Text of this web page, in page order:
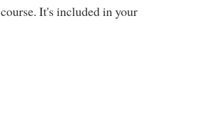
course. It's included in your